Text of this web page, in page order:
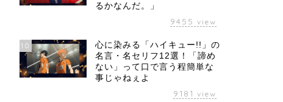
るかなんだ。」
9455 view
10
心に染みる「ハイキュー!!」の
名言・名セリフ12選！「諦め
ない」って口で言う程簡単な
事じゃねぇよ
9181 view